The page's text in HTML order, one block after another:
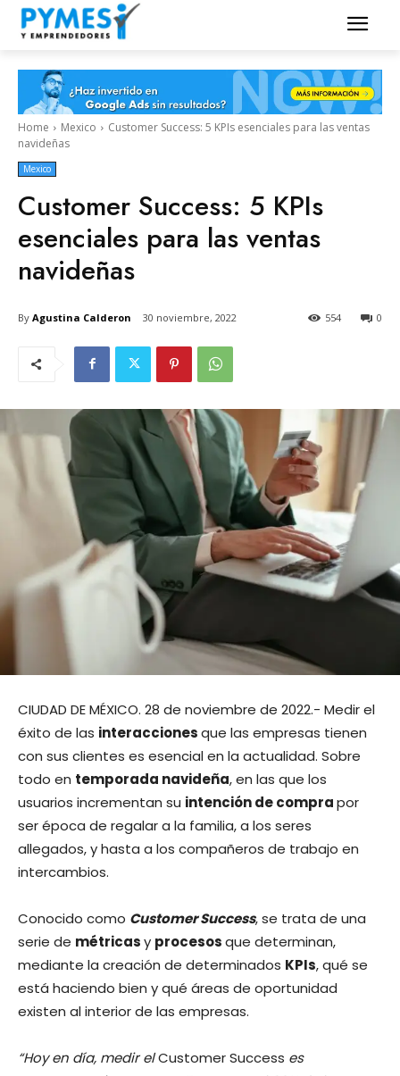
Home Mexico
Customer Success: 5 KPIs esenciales para las ventas
navideñas
Mexico
Customer Success: 5 KPIs
esenciales para las ventas
navideñas
By Agustina Calderon 30 noviembre, 2022 0
554
CIUDAD DE MÉXICO. 28 de noviembre de 2022.- Medir el
éxito de las interaccionesque las empresas tienen
con sus clientes es esencial en la actualidad. Sobre
todo en temporada navideña, en las que los
usuarios incrementan su intención de comprapor
ser época de regalar a la familia, a los seres
allegados, y hasta a los compañeros de trabajo en
intercambios.
Conocido como Customer Success, se trata de una
serie de métricasy procesosque determinan,
mediante la creación de determinados KPIs, qué se
está haciendo bien y qué áreas de oportunidad
existen al interior de las empresas.
“Hoy en día, medir elCustomer Success es